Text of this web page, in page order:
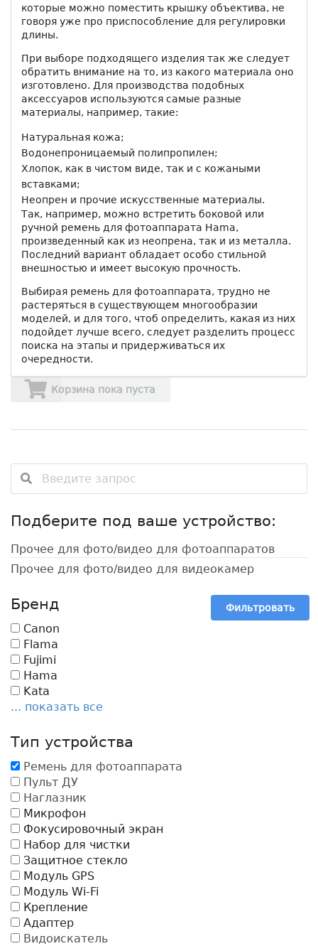
которые можно поместить крышку объектива, не
говоря уже про приспособление для регулировки
длины.
При выборе подходящего изделия так же следует
обратить внимание на то, из какого материала оно
изготовлено. Для производства подобных
аксессуаров используются самые разные
материалы, например, такие:
Натуральная кожа;
Водонепроницаемый полипропилен;
Хлопок, как в чистом виде, так и с кожаными
вставками;
Неопрен и прочие искусственные материалы.
Так, например, можно встретить боковой или
ручной ремень для фотоаппарата Hama,
произведенный как из неопрена, так и из металла.
Последний вариант обладает особо стильной
внешностью и имеет высокую прочность.
Выбирая ремень для фотоаппарата, трудно не
растеряться в существующем многообразии
моделей, и для того, чтоб определить, какая из них
подойдет лучше всего, следует разделить процесс
поиска на этапы и придерживаться их
очередности.
Корзина пока пуста
Подберите под ваше устройство:
Прочее для фото/видео для фотоаппаратов
Прочее для фото/видео для видеокамер
Фильтровать
Бренд
Canon
Flama
Fujimi
Hama
Kata
... показать все
Тип устройства
Ремень для фотоаппарата
Пульт ДУ
Наглазник
Микрофон
Фокусировочный экран
Набор для чистки
Защитное стекло
Модуль GPS
Модуль Wi-Fi
Крепление
Адаптер
Видоискатель